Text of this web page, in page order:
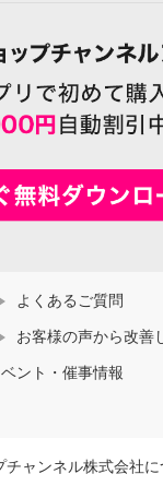
よくあるご質問
お客様の声から改善
ント・催事情報
チャンネル株式会社に